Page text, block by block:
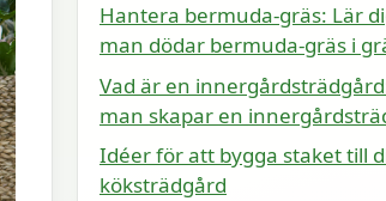
Hantera bermuda-gräs: Lär
man dödar bermuda-gräs i
Vad är en
man skapar en
Idéer för att bygga staket till
köksträdgård